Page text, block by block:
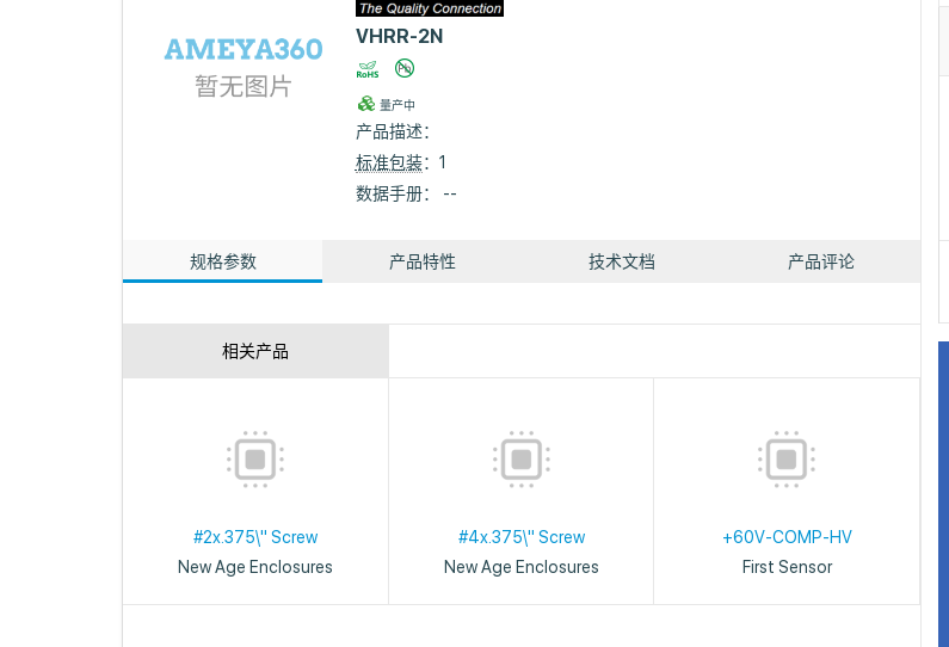
VHRR-2N
量产中
产品描述：
标准包装：1
数据手册： --
规格参数 产品特性 技术文档 产品评论
相关产品
#2x.375\" Screw
New Age Enclosures
#4x.375\" Screw
New Age Enclosures
+60V-COMP-HV
First Sensor